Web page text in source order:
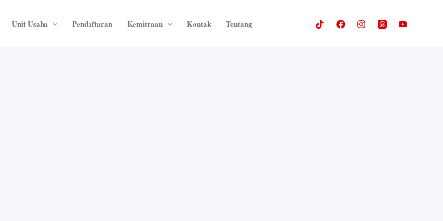
Unit Usaha Pendaftaran Kemitraan Kontak Tentang